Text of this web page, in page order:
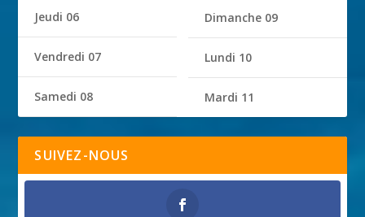
Jeudi 06
Vendredi 07
Samedi 08
Dimanche 09
Lundi 10
Mardi 11
SUIVEZ-NOUS